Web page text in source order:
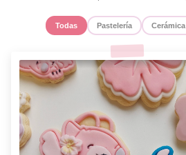
Todas Pastelería Cerámica